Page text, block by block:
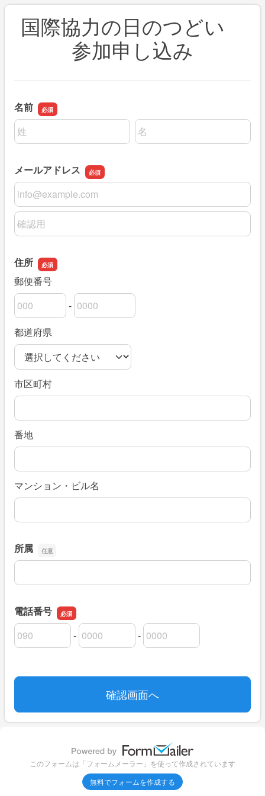
国際協力の日のつどい
参加申し込み
名前
名前の姓
名前の名
メールアドレス
メールアドレス
メールアドレスの確認用
住所
郵便番号
郵便番号の上3桁
-
郵便番号の下4桁
都道府県
市区町村
番地
マンション・ビル名
所属
所属
電話番号
電話番号の市外局番
-
電話番号の市内局番 -
電話番号の加入者番号
このフォームは「フォームメーラー」を使って作成されています
無料でフォームを作成する